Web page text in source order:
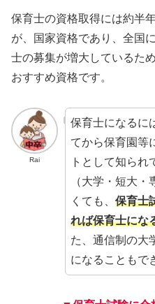
保育士の資格取得には約半
が、国家資格であり、全国
士の募集が増大しているた
おすすめ資格です。
Rai
保育士になるに
てから保育園等
トとして知られ
（大学・短大
くても、 保育士
れば保育士にな
た、通信制の大
になることもで